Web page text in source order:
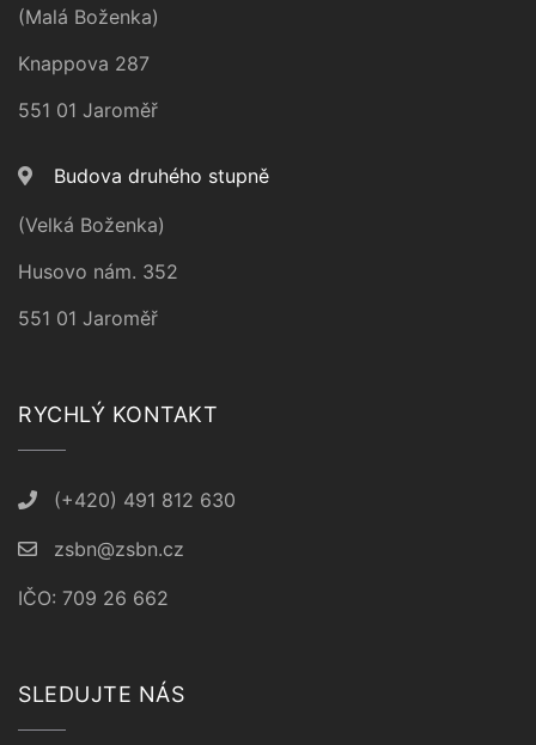
(Malá Boženka)
Knappova 287
551 01 Jaroměř
Budova druhého stupně
(Velká Boženka)
Husovo nám. 352
551 01 Jaroměř
RYCHLÝ KONTAKT
(+420) 491 812 630
zsbn@zsbn.cz
IČO: 709 26 662
SLEDUJTE NÁS